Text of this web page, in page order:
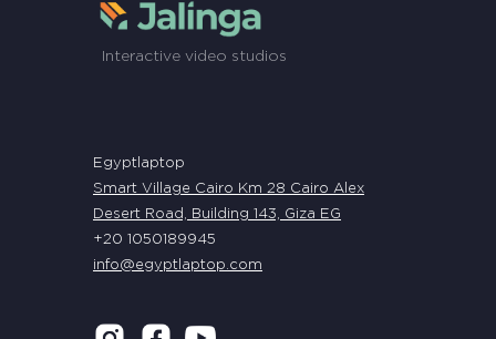
Interactive video studios
Egyptlaptop
Smart Village Cairo Km 28 Cairo Alex
Desert Road, Building 143, Giza EG
+20 1050189945
info@egyptlaptop.com